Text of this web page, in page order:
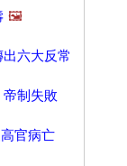
🖼️
六大反常
帝制失敗
官病亡